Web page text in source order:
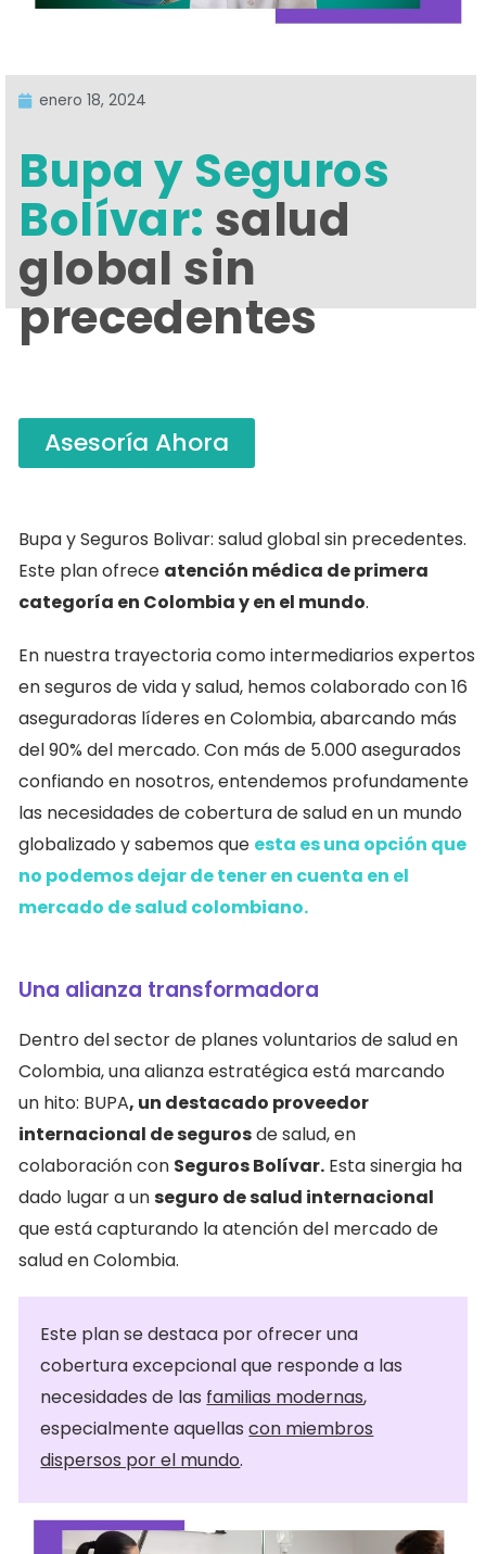
enero 18, 2024
Bupa y Seguros
Bolívar: salud
global sin
precedentes
Asesoría Ahora
Bupa y Seguros Bolivar: salud global sin precedentes.
Este plan ofrece atención médica de primera
categoría en Colombia y en el mundo.
En nuestra trayectoria como intermediarios expertos
en seguros de vida y salud, hemos colaborado con 16
aseguradoras líderes en Colombia, abarcando más
del 90% del mercado. Con más de 5.000 asegurados
confiando en nosotros, entendemos profundamente
las necesidades de cobertura de salud en un mundo
globalizado y sabemos que esta es una opción que
no podemos dejar de tener en cuenta en el
mercado de salud colombiano.
Una alianza transformadora
Dentro del sector de planes voluntarios de salud en
Colombia, una alianza estratégica está marcando
un hito: BUPA, un destacado proveedor
internacional de segurosde salud, en
colaboración con Seguros Bolívar. Esta sinergia ha
dado lugar a unseguro de salud internacional
que está capturando la atención del mercado de
salud en Colombia.
Este plan se destaca por ofrecer una
cobertura excepcional que responde a las
necesidades de las familias modernas,
especialmente aquellascon miembros
dispersos por el mundo.